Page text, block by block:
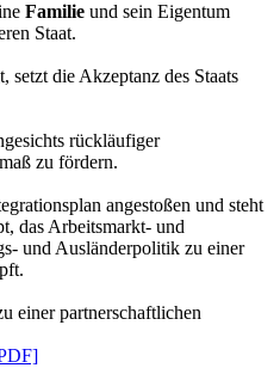
Familie und sein Eigentum
Staat.
setzt die Akzeptanz des Staats
rückläufiger
zu fördern.
angestoßen und steht
das Arbeitsmarkt- und
und Ausländerpolitik zu einer
einer partnerschaftlichen